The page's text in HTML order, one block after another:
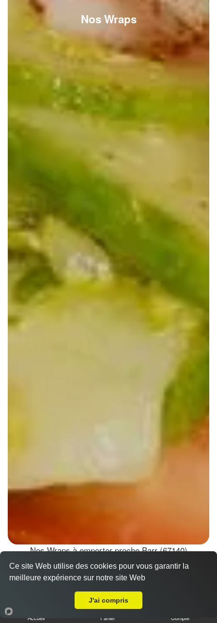
Nos Wraps
Nos Wraps à emporter proche Barr (67140)
Wraps Chicken
Accueil Panier Compte
Ce site Web utilise des cookies pour vous garantir la
meilleure expérience sur notre site Web
J'ai compris